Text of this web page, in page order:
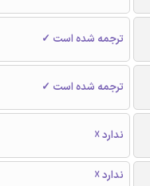
ترجمه شده است ✓
ترجمه شده است ✓
ندارد ☓
ندارد ☓